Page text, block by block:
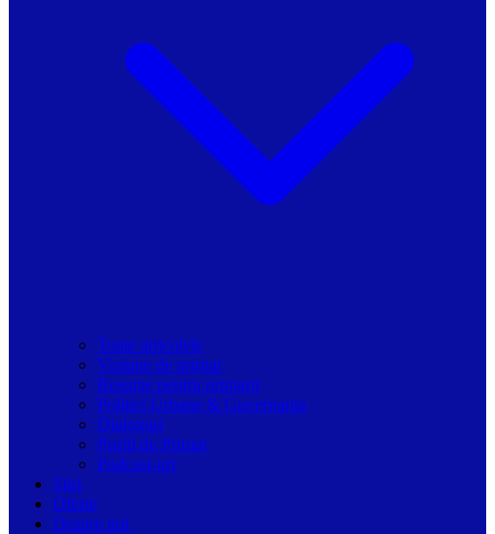
Toate articolele
Viziune de primar
Resurse pentru primarii
Politici Urbane & Guvernanta
Dialoguri
Profil de Primar
Podcast-uri
Stiri
Oferte
Despre noi